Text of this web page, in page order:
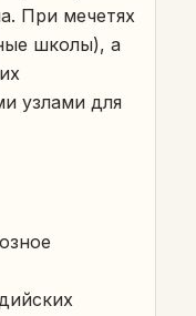
При мечетях
школы), а
узлами для